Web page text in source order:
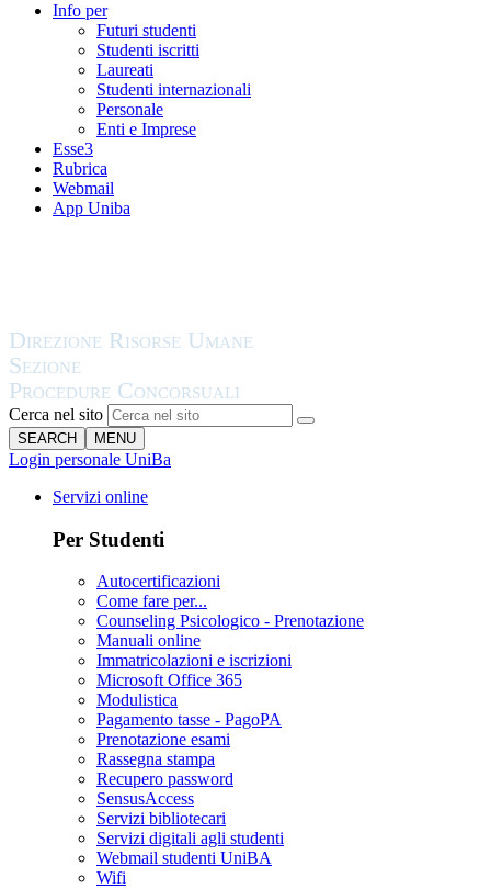
Info per
Futuri studenti
Studenti iscritti
Laureati
Studenti internazionali
Personale
Enti e Imprese
Esse3
Rubrica
Webmail
App Uniba
Cerca nel sito
SEARCH MENU
Login personale UniBa
Servizi online
Per Studenti
Autocertificazioni
Come fare per...
Counseling Psicologico - Prenotazione
Manuali online
Immatricolazioni e iscrizioni
Microsoft Office 365
Modulistica
Pagamento tasse - PagoPA
Prenotazione esami
Rassegna stampa
Recupero password
SensusAccess
Servizi bibliotecari
Servizi digitali agli studenti
Webmail studenti UniBA
Wifi